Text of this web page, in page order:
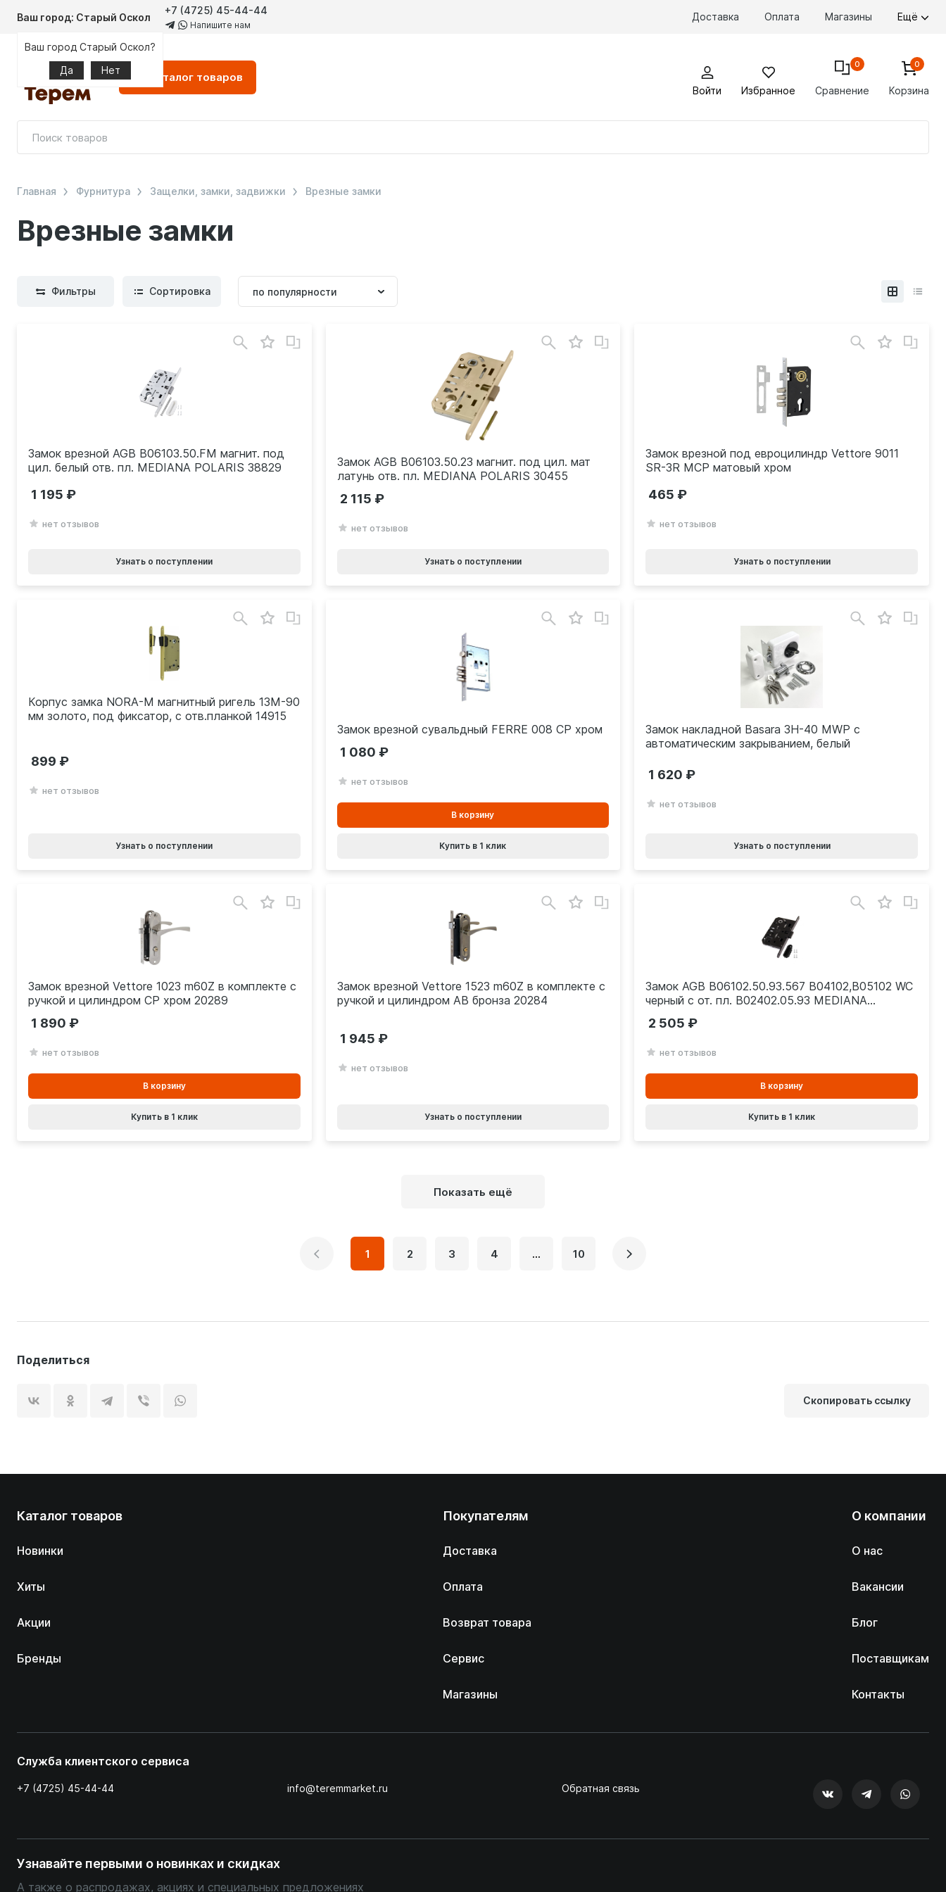
Ваш город: Старый Оскол
Ваш город Старый Оскол?
Да
Нет
+7 (4725) 45-44-44
Напишите нам
Доставка Оплата Магазины Ещё
Каталог товаров
Войти Избранное Сравнение
0
Корзина
0
Врезные замки
Главная Фурнитура Защелки, замки, задвижки Врезные замки
Фильтры Сортировка
Замок врезной AGB B06103.50.FM магнит. под
цил. белый отв. пл. MEDIANA POLARIS 38829
нет отзывов
1 195
Узнать о поступлении
Замок AGB B06103.50.23 магнит. под цил. мат
латунь отв. пл. MEDIANA POLARIS 30455
нет отзывов
2 115
Узнать о поступлении
Замок врезной под евроцилиндр Vettore 9011
SR-3R MCP матовый хром
нет отзывов
465
Узнать о поступлении
Корпус замка NORA-M магнитный ригель 13М-90
мм золото, под фиксатор, с отв.планкой 14915
нет отзывов
899
Узнать о поступлении
Замок врезной сувальдный FERRE 008 CP хром
нет отзывов
1 080
В корзину
Купить в 1 клик
Замок накладной Basara ЗН-40 MWP с
автоматическим закрыванием, белый
нет отзывов
1 620
Узнать о поступлении
Замок врезной Vettore 1023 m60Z в комплекте с
ручкой и цилиндром CP хром 20289
нет отзывов
1 890
В корзину
Купить в 1 клик
Замок врезной Vettore 1523 m60Z в комплекте с
ручкой и цилиндром AB бронза 20284
нет отзывов
1 945
Узнать о поступлении
Замок AGB B06102.50.93.567 B04102,B05102 WC
черный с от. пл. B02402.05.93 MEDIANA
нет отзывов
2 505
В корзину
Купить в 1 клик
Показать ещё
1 2 3 4 ... 10
Поделиться
Скопировать ссылку
Каталог товаров
Новинки
Хиты
Акции
Бренды
Покупателям
Доставка
Оплата
Возврат товара
Сервис
Магазины
О компании
О нас
Вакансии
Блог
Поставщикам
Контакты
Служба клиентского сервиса
+7 (4725) 45-44-44 info@teremmarket.ru Обратная связь
Узнавайте первыми о новинках и скидках
А также о распродажах, акциях и специальных предложениях